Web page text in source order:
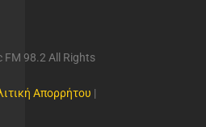
98.2 All Rights
Απορρήτου |